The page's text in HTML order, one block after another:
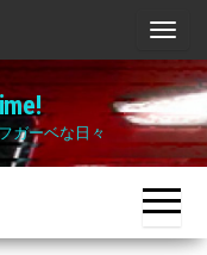
ナ
ビ
ゲ
ー
シ
ョ
ン
ガーベな日々